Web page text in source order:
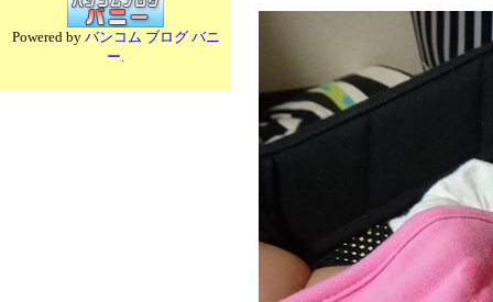
Powered by バンコム ブログ バニ
ー.